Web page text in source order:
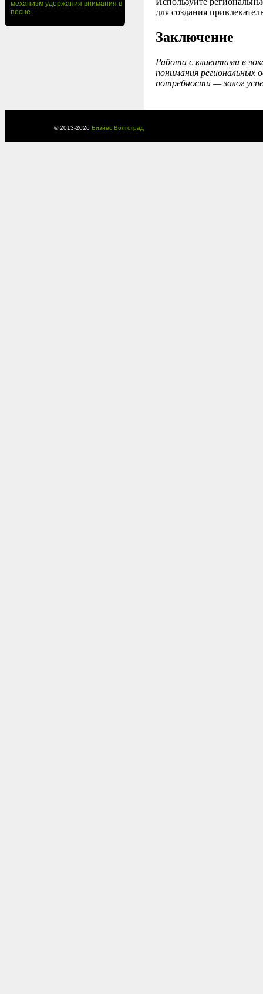
механизм удержания внимания в
песне
для создания
Заключение
Работа с клиентами в
понимания региональных
потребности — залог
© 2013-2026 Бизнес Волгоград